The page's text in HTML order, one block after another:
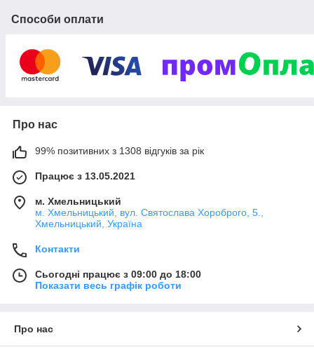
Способи оплати
Про нас
99% позитивних з 1308 відгуків за рік
Працює з 13.05.2021
м. Хмельницький
м. Хмельницький, вул. Святослава Хороброго, 5.,
Хмельницький, Україна
Контакти
Сьогодні працює з 09:00 до 18:00
Показати весь графік роботи
Про нас